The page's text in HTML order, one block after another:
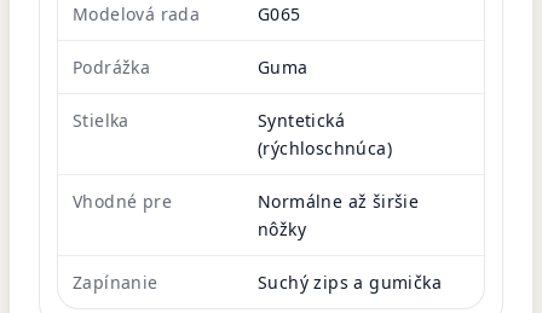
Modelová rada G065
Podrážka Guma
Stielka
Syntetická
(rýchloschnúca)
Vhodné pre
Normálne až širšie
nôžky
Zapínanie Suchý zips a gumička